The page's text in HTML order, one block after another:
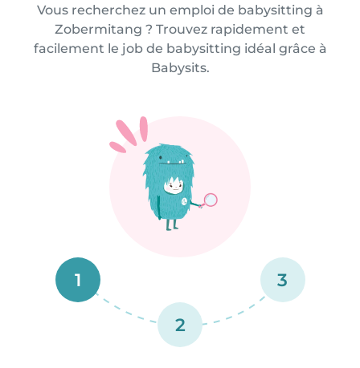
Vous recherchez un emploi de babysitting à
Zobermitang ? Trouvez rapidement et
facilement le job de babysitting idéal grâce à
Babysits.
1
2
3